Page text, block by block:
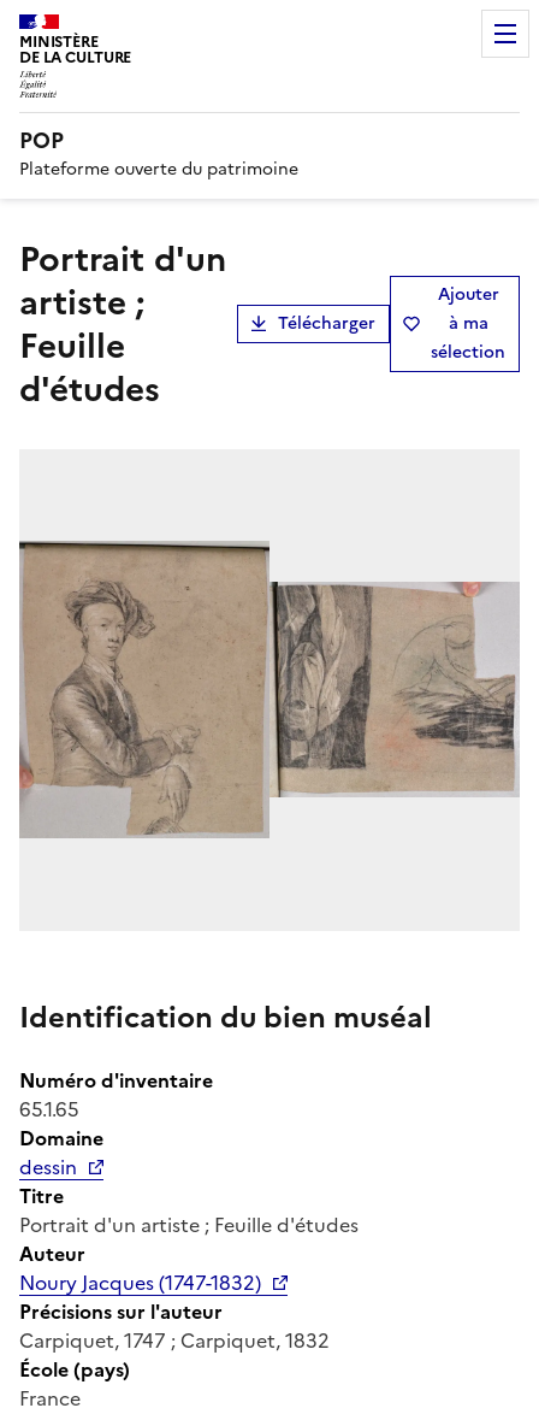
MINISTÈRE
DE LA CULTURE
POP
Plateforme ouverte du patrimoine
Portrait d'un
artiste ;
Feuille
d'études
Télécharger
Ajouter
à ma
sélection
Identification du bien muséal
Numéro d'inventaire
65.1.65
Domaine
dessin
Titre
Portrait d'un artiste ; Feuille d'études
Auteur
Noury Jacques (1747-1832)
Précisions sur l'auteur
Carpiquet, 1747 ; Carpiquet, 1832
École (pays)
France